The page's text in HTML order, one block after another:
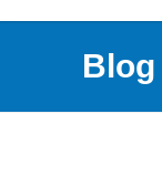
Blog